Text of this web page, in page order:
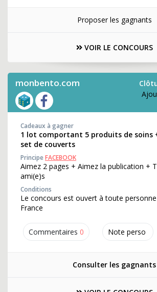
Proposer les gagnants
VOIR LE CONCOURS
monbento.com
Commentaires 0 Note perso
Cadeaux à gagner
1 lot comportant 5 produits de soins
set de couverts
PrincipeFACEBOOK
Aimez 2 pages + Aimez la publication +
ami(e)s
Conditions
Le concours est ouvert à toute
France
Consulter les gagnants